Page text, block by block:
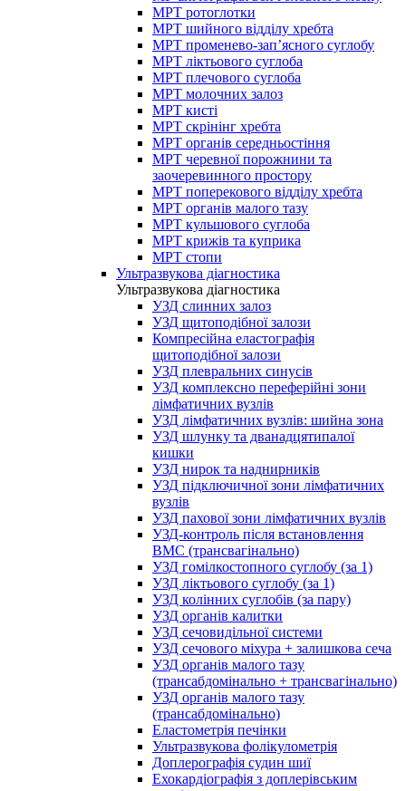
МРТ ротоглотки
МРТ шийного відділу хребта
МРТ променево-зап’ясного суглобу
МРТ ліктьового суглоба
МРТ плечового суглоба
МРТ молочних залоз
МРТ кисті
МРТ скрінінг хребта
МРТ органів середньостіння
МРТ черевної порожнини та
заочеревинного простору
МРТ поперекового відділу хребта
МРТ органів малого тазу
МРТ кульшового суглоба
МРТ крижів та куприка
МРТ стопи
Ультразвукова діагностика
Ультразвукова діагностика
УЗД слинних залоз
УЗД щитоподібної залози
Компресійна еластографія
щитоподібної залози
УЗД плевральних синусів
УЗД комплексно переферійні зони
лімфатичних вузлів
УЗД лімфатичних вузлів: шийна зона
УЗД шлунку та дванадцятипалої
кишки
УЗД нирок та наднирників
УЗД підключичної зони лімфатичних
вузлів
УЗД пахової зони лімфатичних вузлів
УЗД-контроль після встановлення
ВМС (трансвагінально)
УЗД гомілкостопного суглобу (за 1)
УЗД ліктьового суглобу (за 1)
УЗД колінних суглобів (за пару)
УЗД органів калитки
УЗД сечовидільної системи
УЗД сечового міхура + залишкова сеча
УЗД органів малого тазу
(трансабдомінально + трансвагінально)
УЗД органів малого тазу
(трансабдомінально)
Еластометрія печінки
Ультразвукова фолікулометрія
Доплерографія судин шиї
Ехокардіографія з доплерівським